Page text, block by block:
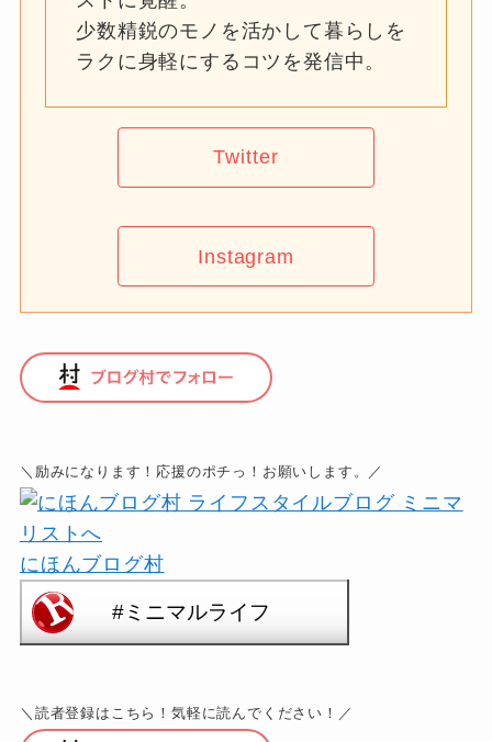
少数精鋭のモノを活かして暮らしを
ラクに身軽にするコツを発信中。
Twitter
Instagram
＼励みになります！応援のポチっ！お願いします。／
にほんブログ村
＼読者登録はこちら！気軽に読んでください！／